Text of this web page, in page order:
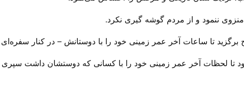
منزوی ننمود و از مردم گوشه گیری نکرد.
تا ساعات آخر عمر زمینی خود را با دوستانش – در کنار
تا لحظات آخر عمر زمینی خود را با کسانی که دوستشان داشت سپری